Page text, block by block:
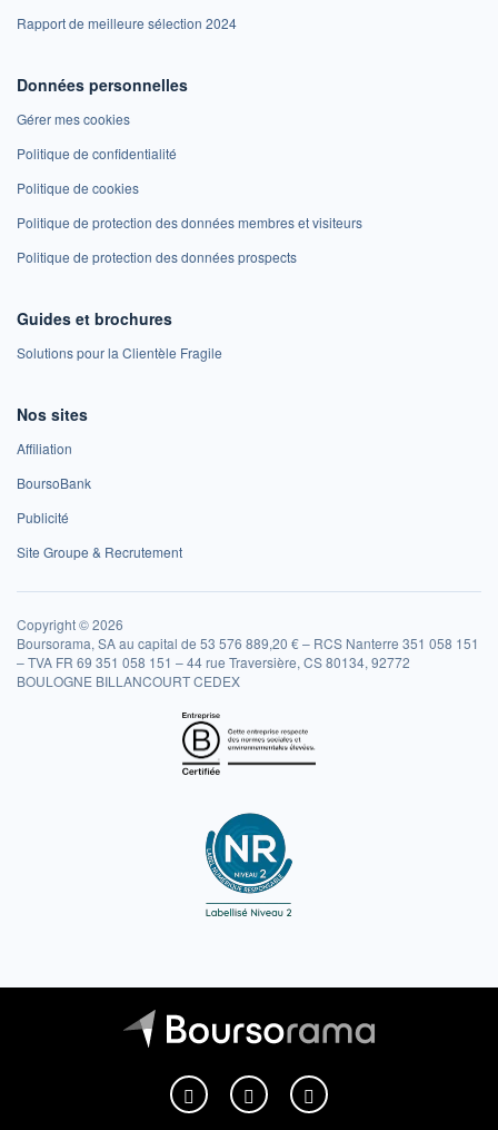
Rapport de meilleure sélection 2024
Données personnelles
Gérer mes cookies
Politique de confidentialité
Politique de cookies
Politique de protection des données membres et visiteurs
Politique de protection des données prospects
Guides et brochures
Solutions pour la Clientèle Fragile
Nos sites
Affiliation
BoursoBank
Publicité
Site Groupe & Recrutement
Copyright © 2026
Boursorama, SA au capital de 53 576 889,20 € – RCS Nanterre 351 058 151
– TVA FR 69 351 058 151 – 44 rue Traversière, CS 80134, 92772
BOULOGNE BILLANCOURT CEDEX
Boursorama sur Facebook
Boursorama sur XBoursorama sur